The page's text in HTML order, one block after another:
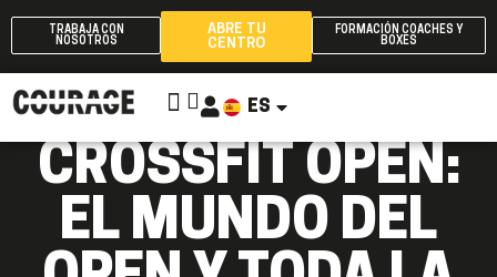
TRABAJA CON
NOSOTROS
ABRE TU
CENTRO
FORMACIÓN COACHES Y
BOXES
ES
EN
CROSSFIT OPEN:
EL MUNDO DEL